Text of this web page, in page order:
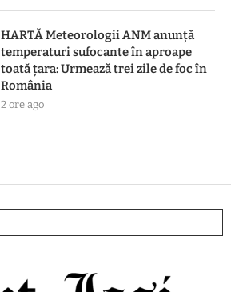
HARTĂ Meteorologii ANM anunță
temperaturi sufocante în aproape
toată țara: Urmează trei zile de foc în
România
2 ore ago